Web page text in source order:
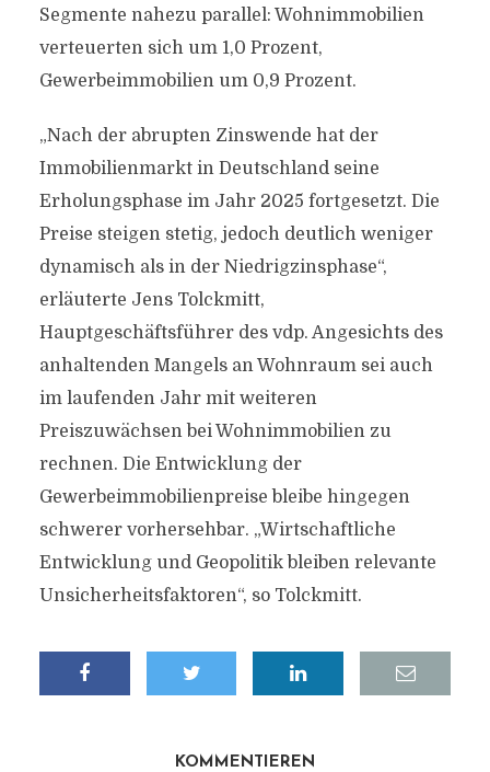
Segmente nahezu parallel: Wohnimmobilien
verteuerten sich um 1,0 Prozent,
Gewerbeimmobilien um 0,9 Prozent.
„Nach der abrupten Zinswende hat der
Immobilienmarkt in Deutschland seine
Erholungsphase im Jahr 2025 fortgesetzt. Die
Preise steigen stetig, jedoch deutlich weniger
dynamisch als in der Niedrigzinsphase“,
erläuterte Jens Tolckmitt,
Hauptgeschäftsführer des vdp. Angesichts des
anhaltenden Mangels an Wohnraum sei auch
im laufenden Jahr mit weiteren
Preiszuwächsen bei Wohnimmobilien zu
rechnen. Die Entwicklung der
Gewerbeimmobilienpreise bleibe hingegen
schwerer vorhersehbar. „Wirtschaftliche
Entwicklung und Geopolitik bleiben relevante
Unsicherheitsfaktoren“, so Tolckmitt.
KOMMENTIEREN